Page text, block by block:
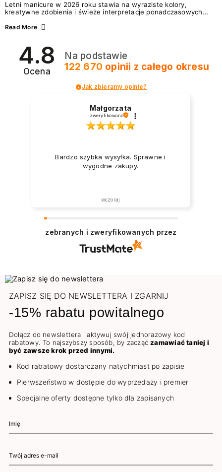
Letni manicure w 2026 roku stawia na wyraziste kolory,
kreatywne zdobienia i świeże interpretacje ponadczasowych
zarówno energetycznych odcieni inspirowanych wakacjami, jak
2026? Znajdź inspirację dla swojego manicure!
Read More
4.8
Ocena
Na podstawie
122 670 opinii z całego okresu
Jak zbieramy opinie?
Małgorzata
zweryfikowano
Bardzo szybka wysyłka. Sprawne i
wygodne zakupy.
wczoraj
zebranych i zweryfikowanych przez
ZAPISZ SIĘ DO NEWSLETTERA I ZGARNIJ
-15% rabatu powitalnego
Dołącz do newslettera i aktywuj swój jednorazowy kod
rabatowy. To najszybszy sposób, by zacząćzamawiać taniej i
być zawsze krok przed innymi.
Kod rabatowy dostarczany natychmiast po zapisie
Pierwszeństwo w dostępie do wyprzedaży i premier
Specjalne oferty dostępne tylko dla zapisanych